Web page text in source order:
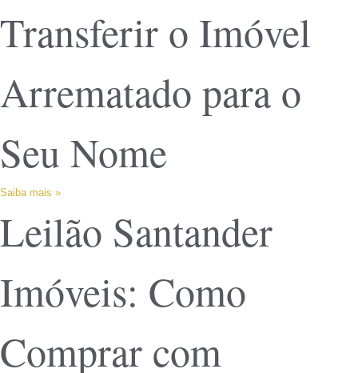
Transferir o Imóvel
Arrematado para o
Seu Nome
Saiba mais »
Leilão Santander
Imóveis: Como
Comprar com